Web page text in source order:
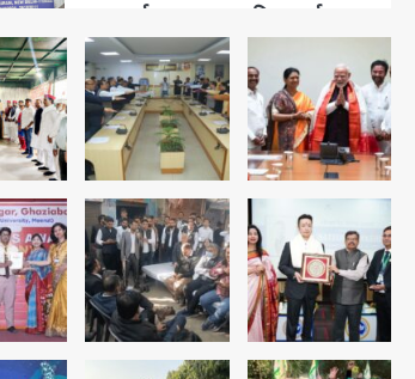
डबल मर्डर का मुख्य साजिशकर्ता
क्राइम ब्रांच के हत्थे
Team JHJ
रोहित चौधरी गैंग का कुख्यात बदमाश
राजस्थान से गिरफ्तार
Team JHJ